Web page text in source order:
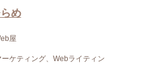
め
屋
ケティング、Webライティン